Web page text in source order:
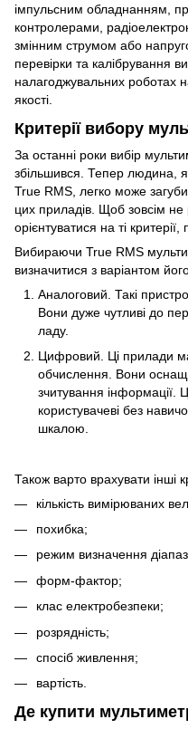
імпульсним обладнанням,
контролерами,
змінним струмом або
перевірки та калібрування
налагоджувальних роботах
якості.
Критерії вибору
За останні роки вибір
збільшився. Тепер людина,
True RMS, легко може
цих приладів. Щоб зовсім
орієнтуватися на ті
Вибираючи True RMS
визначитися з варіантом
Аналоговий. Такі
Вони дуже чутливі до
ладу.
Цифровий. Ці прилади
обчислення. Вони
зчитування інформації.
користувачеві без
шкалою.
Також варто врахувати інші
кількість вимірюваних
похибка;
режим визначення
форм-фактор;
клас електробезпеки;
розрядність;
спосіб живлення;
вартість.
Де купити